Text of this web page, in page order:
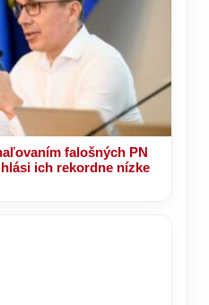
falošných PN
ich rekordne nízke